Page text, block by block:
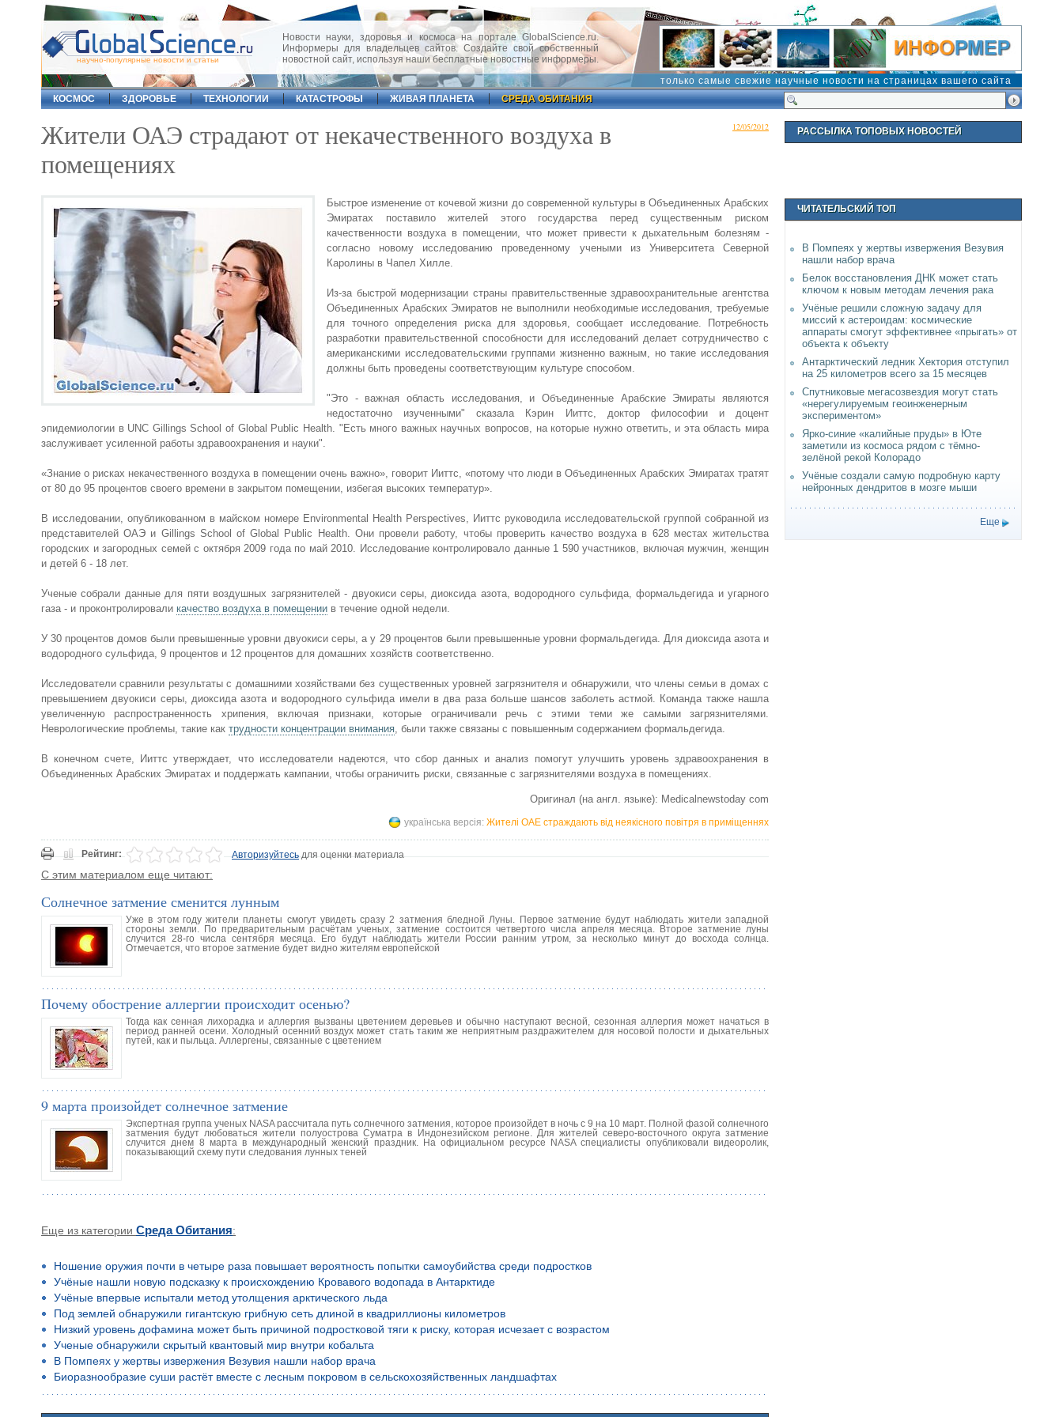
научно-популярные новости и статьи
Новости науки, здоровья и космоса на портале GlobalScience.ru.
Информеры для владельцев сайтов. Создайте свой собственный
новостной сайт, используя наши бесплатные новостные информеры.
только самые свежие научные новости на страницах вашего сайта
КОСМОС
ЗДОРОВЬЕ ТЕХНОЛОГИИ КАТАСТРОФЫ ЖИВАЯ ПЛАНЕТА СРЕДА ОБИТАНИЯ
12/05/2012
Жители ОАЭ страдают от некачественного воздуха в
помещениях
Быстрое изменение от кочевой жизни до современной культуры в Объединенных Арабских
Эмиратах поставило жителей этого государства перед существенным риском
качественности воздуха в помещении, что может привести к дыхательным болезням -
согласно новому исследованию проведенному учеными из Университета Северной
Каролины в Чапел Хилле.
Из-за быстрой модернизации страны правительственные здравоохранительные агентства
Объединенных Арабских Эмиратов не выполнили необходимые исследования, требуемые
для точного определения риска для здоровья, сообщает исследование. Потребность
разработки правительственной способности для исследований делает сотрудничество с
американскими исследовательскими группами жизненно важным, но такие исследования
должны быть проведены соответствующим культуре способом.
"Это - важная область исследования, и Объединенные Арабские Эмираты являются
недостаточно изученными" сказала Кэрин Ииттс, доктор философии и доцент
эпидемиологии в UNC Gillings School of Global Public Health. "Есть много важных научных вопросов, на которые нужно ответить, и эта область мира
заслуживает усиленной работы здравоохранения и науки".
«Знание о рисках некачественного воздуха в помещении очень важно», говорит Ииттс, «потому что люди в Объединенных Арабских Эмиратах тратят
от 80 до 95 процентов своего времени в закрытом помещении, избегая высоких температур».
В исследовании, опубликованном в майском номере Environmental Health Perspectives, Ииттс руководила исследовательской группой собранной из
представителей ОАЭ и Gillings School of Global Public Health. Они провели работу, чтобы проверить качество воздуха в 628 местах жительства
городских и загородных семей с октября 2009 года по май 2010. Исследование контролировало данные 1 590 участников, включая мужчин, женщин
и детей 6 - 18 лет.
Ученые собрали данные для пяти воздушных загрязнителей - двуокиси серы, диоксида азота, водородного сульфида, формальдегида и угарного
газа - и проконтролировали качество воздуха в помещении в течение одной недели.
У 30 процентов домов были превышенные уровни двуокиси серы, а у 29 процентов были превышенные уровни формальдегида. Для диоксида азота и
водородного сульфида, 9 процентов и 12 процентов для домашних хозяйств соответственно.
Исследователи сравнили результаты с домашними хозяйствами без существенных уровней загрязнителя и обнаружили, что члены семьи в домах с
превышением двуокиси серы, диоксида азота и водородного сульфида имели в два раза больше шансов заболеть астмой. Команда также нашла
увеличенную распространенность хрипения, включая признаки, которые ограничивали речь с этими теми же самыми загрязнителями.
Неврологические проблемы, такие как трудности концентрации внимания, были также связаны с повышенным содержанием формальдегида.
В конечном счете, Ииттс утверждает, что исследователи надеются, что сбор данных и анализ помогут улучшить уровень здравоохранения в
Объединенных Арабских Эмиратах и поддержать кампании, чтобы ограничить риски, связанные с загрязнителями воздуха в помещениях.
Оригинал (на англ. языке): Medicalnewstoday com
українська версія: Жителі ОАЕ страждають від неякісного повітря в приміщеннях
Рейтинг: Авторизуйтесьдля оценки материала
С этим материалом еще читают:
Солнечное затмение сменится лунным
Уже в этом году жители планеты смогут увидеть сразу 2 затмения бледной Луны. Первое затмение будут наблюдать жители западной
стороны земли. По предварительным расчётам ученых, затмение состоится четвертого числа апреля месяца. Второе затмение луны
случится 28-го числа сентября месяца. Его будут наблюдать жители России ранним утром, за несколько минут до восхода солнца.
Отмечается, что второе затмение будет видно жителям европейской
Почему обострение аллергии происходит осенью?
Тогда как сенная лихорадка и аллергия вызваны цветением деревьев и обычно наступают весной, сезонная аллергия может начаться в
период ранней осени. Холодный осенний воздух может стать таким же неприятным раздражителем для носовой полости и дыхательных
путей, как и пыльца. Аллергены, связанные с цветением
9 марта произойдет солнечное затмение
Экспертная группа ученых NASA рассчитала путь солнечного затмения, которое произойдет в ночь с 9 на 10 март. Полной фазой солнечного
затмения будут любоваться жители полуострова Суматра в Индонезийском регионе. Для жителей северо-восточного округа затмение
случится днем 8 марта в международный женский праздник. На официальном ресурсе NASA специалисты опубликовали видеоролик,
показывающий схему пути следования лунных теней
Еще из категории Среда Обитания:
Ношение оружия почти в четыре раза повышает вероятность попытки самоубийства среди подростков
Учёные нашли новую подсказку к происхождению Кровавого водопада в Антарктиде
Учёные впервые испытали метод утолщения арктического льда
Под землей обнаружили гигантскую грибную сеть длиной в квадриллионы километров
Низкий уровень дофамина может быть причиной подростковой тяги к риску, которая исчезает с возрастом
Ученые обнаружили скрытый квантовый мир внутри кобальта
В Помпеях у жертвы извержения Везувия нашли набор врача
Биоразнообразие суши растёт вместе с лесным покровом в сельскохозяйственных ландшафтах
РАССЫЛКА ТОПОВЫХ НОВОСТЕЙ
ЧИТАТЕЛЬСКИЙ ТОП
В Помпеях у жертвы извержения Везувия
нашли набор врача
Белок восстановления ДНК может стать
ключом к новым методам лечения рака
Учёные решили сложную задачу для
миссий к астероидам: космические
аппараты смогут эффективнее «прыгать» от
объекта к объекту
Антарктический ледник Хектория отступил
на 25 километров всего за 15 месяцев
Спутниковые мегасозвездия могут стать
«нерегулируемым геоинженерным
экспериментом»
Ярко-синие «калийные пруды» в Юте
заметили из космоса рядом с тёмно-
зелёной рекой Колорадо
Учёные создали самую подробную карту
нейронных дендритов в мозге мыши
Еще